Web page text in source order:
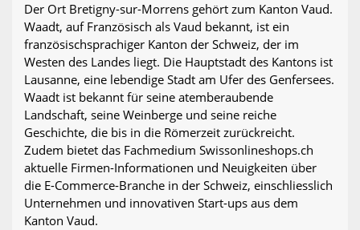
Der Ort Bretigny-sur-Morrens gehört zum Kanton Vaud.
Waadt, auf Französisch als Vaud bekannt, ist ein
französischsprachiger Kanton der Schweiz, der im
Westen des Landes liegt. Die Hauptstadt des Kantons ist
Lausanne, eine lebendige Stadt am Ufer des Genfersees.
Waadt ist bekannt für seine atemberaubende
Landschaft, seine Weinberge und seine reiche
Geschichte, die bis in die Römerzeit zurückreicht.
Zudem bietet das Fachmedium Swissonlineshops.ch
aktuelle Firmen-Informationen und Neuigkeiten über
die E-Commerce-Branche in der Schweiz, einschliesslich
Unternehmen und innovativen Start-ups aus dem
Kanton Vaud.